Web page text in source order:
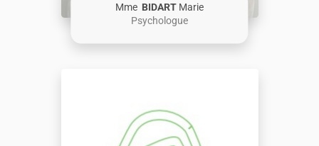
MmeBIDARTMarie
Psychologue